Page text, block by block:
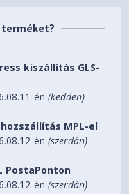
x 22mm x 3,5mm (2TB-
x 23,67mm x 10,5mm
– 9,7g
– 34,9g
kiszállítás GLS-
én(kedden)
MPL-el
én(szerdán)
PostaPonton
én(szerdán)